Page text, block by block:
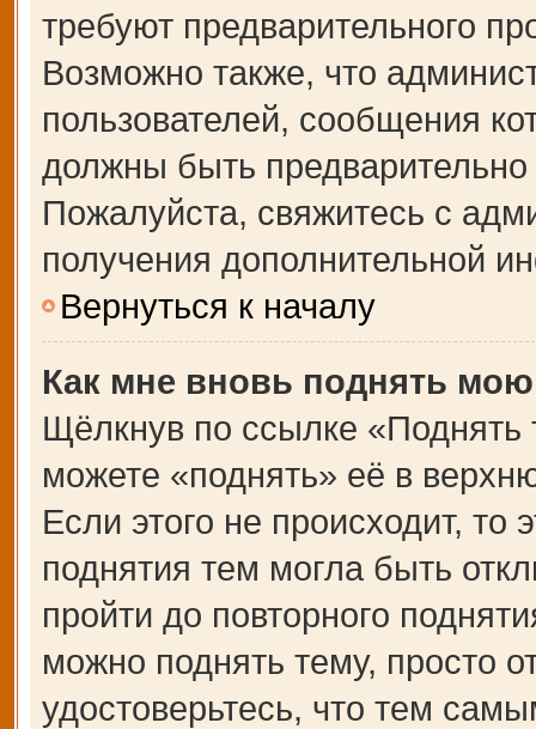
требуют предварительного
Возможно также, что
пользователей, сообщения
должны быть
Пожалуйста, свяжитесь с
получения дополнительной
Вернуться к началу
Как мне вновь поднять
Щёлкнув по ссылке
можете «поднять» её в
Если этого не происходит, то
поднятия тем могла быть
пройти до повторного
можно поднять тему, просто
удостоверьтесь, что тем